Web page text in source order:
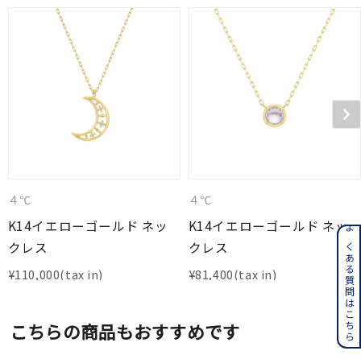
４℃
K14イエローゴールド ネッ
クレス
¥110,000
４℃
K14イエローゴールド ネッ
クレス
¥81,400
こちらの商品もおすすめです よくある質問はこちら